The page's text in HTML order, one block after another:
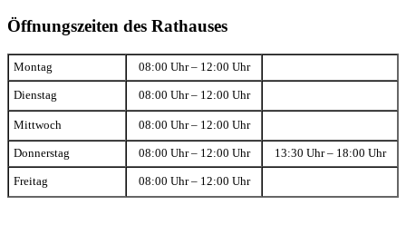
Öffnungszeiten des Rathauses
Montag 08:00 Uhr – 12:00 Uhr
Dienstag 08:00 Uhr – 12:00 Uhr
Mittwoch 08:00 Uhr – 12:00 Uhr
Donnerstag 08:00 Uhr – 12:00 Uhr 13:30 Uhr – 18:00 Uhr
Freitag 08:00 Uhr – 12:00 Uhr